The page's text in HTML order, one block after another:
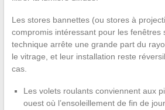
Les stores bannettes (ou stores à
compromis intéressant pour les fenêtres
technique arrête une grande part du
le vitrage, et leur installation reste
cas.
Les volets roulants conviennent aux
ouest où l’ensoleillement de fin de